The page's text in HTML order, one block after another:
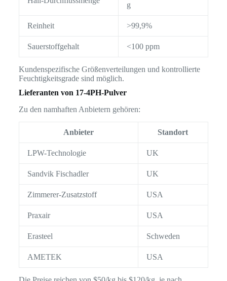
g
Reinheit >99,9%
Sauerstoffgehalt <100 ppm
Kundenspezifische Größenverteilungen und kontrollierte
Feuchtigkeitsgrade sind möglich.
Lieferanten von 17-4PH-Pulver
Zu den namhaften Anbietern gehören:
Anbieter Standort
LPW-Technologie UK
Sandvik Fischadler UK
Zimmerer-Zusatzstoff USA
Praxair USA
Erasteel Schweden
AMETEK USA